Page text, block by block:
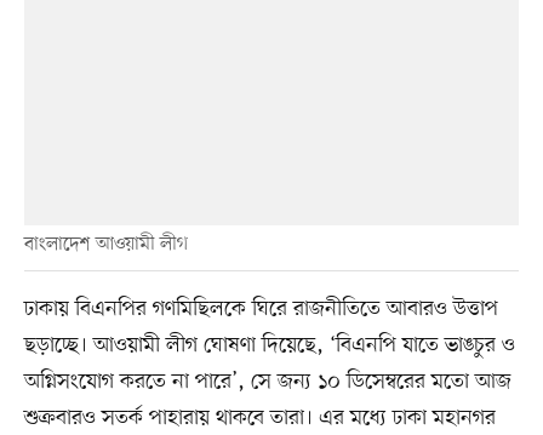
বাংলাদেশ আওয়ামী লীগ
ঢাকায় বিএনপির গণমিছিলকে ঘিরে রাজনীতিতে আবারও উত্তাপ
ছড়াচ্ছে। আওয়ামী লীগ ঘোষণা দিয়েছে, ‘বিএনপি যাতে ভাঙচুর ও
অগ্নিসংযোগ করতে না পারে’, সে জন্য ১০ ডিসেম্বরের মতো আজ
শুক্রবারও সতর্ক পাহারায় থাকবে তারা। এর মধ্যে ঢাকা মহানগর